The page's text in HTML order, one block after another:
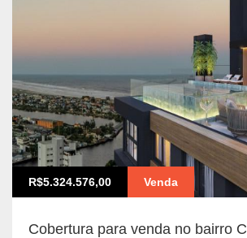
R$5.324.576,00 Venda
Cobertura para venda no bairro